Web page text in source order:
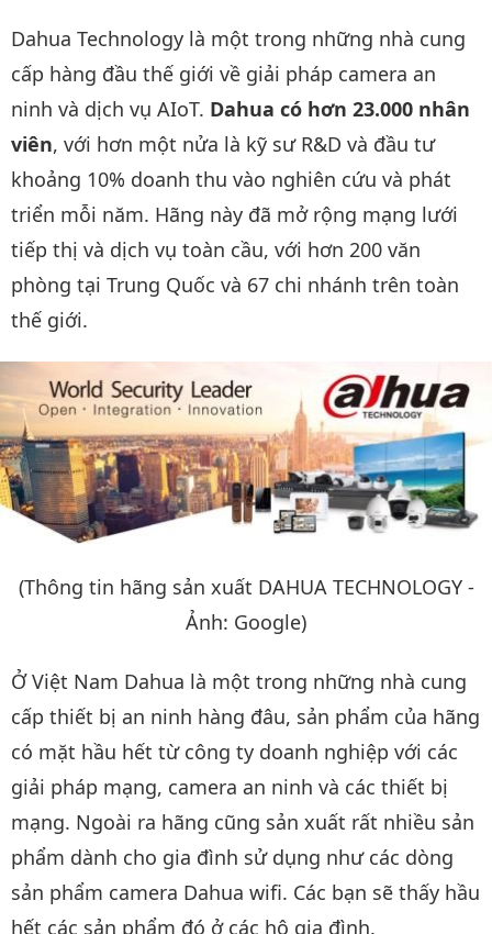
Dahua Technology là một trong những nhà cung
cấp hàng đầu thế giới về giải pháp camera an
ninh và dịch vụ AIoT. Dahua có hơn 23.000 nhân
viên, với hơn một nửa là kỹ sư R&D và đầu tư
khoảng 10% doanh thu vào nghiên cứu và phát
triển mỗi năm. Hãng này đã mở rộng mạng lưới
tiếp thị và dịch vụ toàn cầu, với hơn 200 văn
phòng tại Trung Quốc và 67 chi nhánh trên toàn
thế giới.
(Thông tin hãng sản xuất DAHUA TECHNOLOGY -
Ảnh: Google)
Ở Việt Nam Dahua là một trong những nhà cung
cấp thiết bị an ninh hàng đâu, sản phẩm của hãng
có mặt hầu hết từ công ty doanh nghiệp với các
giải pháp mạng, camera an ninh và các thiết bị
mạng. Ngoài ra hãng cũng sản xuất rất nhiều sản
phẩm dành cho gia đình sử dụng như các dòng
sản phẩm camera Dahua wifi. Các bạn sẽ thấy hầu
hết các sản phẩm đó ở các hộ gia đình.